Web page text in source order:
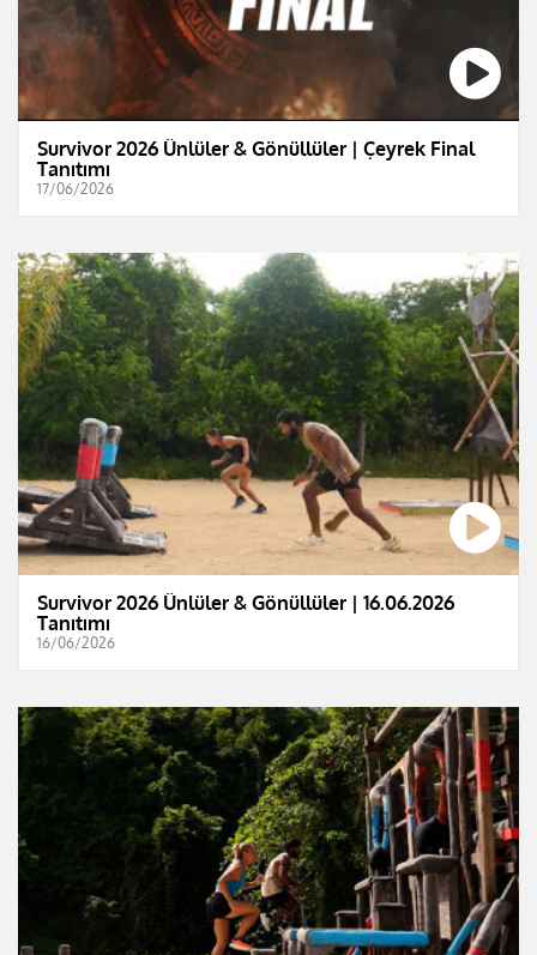
Survivor 2026 Ünlüler & Gönüllüler | Çeyrek Final
Tanıtımı
17/06/2026
Survivor 2026 Ünlüler & Gönüllüler | 16.06.2026
Tanıtımı
16/06/2026